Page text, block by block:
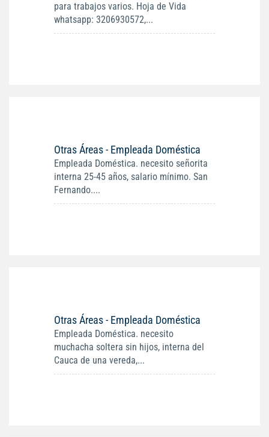
para trabajos varios. Hoja de Vida
whatsapp: 3206930572,...
Otras Áreas - Empleada Doméstica
Empleada Doméstica. necesito señorita
interna 25-45 años, salario mínimo. San
Fernando....
Otras Áreas - Empleada Doméstica
Empleada Doméstica. necesito
muchacha soltera sin hijos, interna del
Cauca de una vereda,...